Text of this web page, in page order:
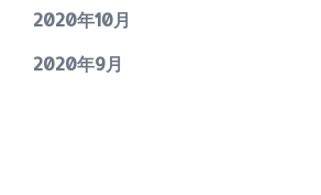
2020年10月
2020年9月